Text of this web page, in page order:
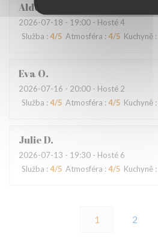
Aldo
2026-07-18 - 19:00 - Hosté 4
Služba : 4/5 Atmosféra : 4/5 Kuchyně :
Eva O
2026-07-16 - 20:00 - Hosté 2
Služba : 4/5 Atmosféra : 4/5 Kuchyně :
JulieD
2026-07-13 - 19:30 - Hosté 6
Služba :4/5 Atmosféra :4/5 Kuchyně :
1 2